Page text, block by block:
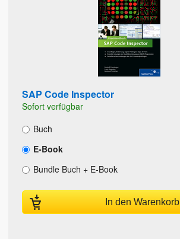
SAP Code Inspector
Sofort verfügbar
Buch
E-Book
Bundle Buch + E-Book
In den Warenkorb